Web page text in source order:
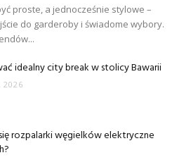
proste, a jednocześnie stylowe –
do garderoby i świadome wybory.
idealny city break w stolicy Bawarii
2026
rozpalarki węgielków elektryczne